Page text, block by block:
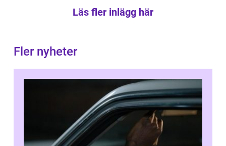
Läs fler inlägg här
Fler nyheter